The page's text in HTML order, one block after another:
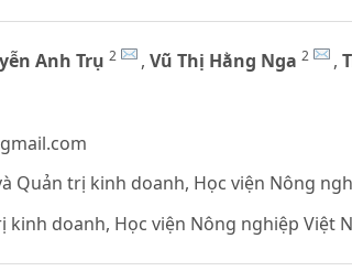
Anh Trụ 2 , Vũ Thị Hằng Nga 2 ,
Quản trị kinh doanh, Học viện Nông
kinh doanh, Học viện Nông nghiệp Việt